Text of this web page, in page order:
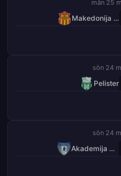
mån 25
Makedonija GjP
sön 24
Pelister
sön 24
Akademija Pandev